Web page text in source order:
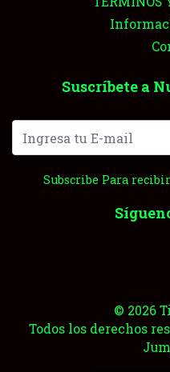
Suscríbete a
Subscribe Para
© 2026
Todos los derechos